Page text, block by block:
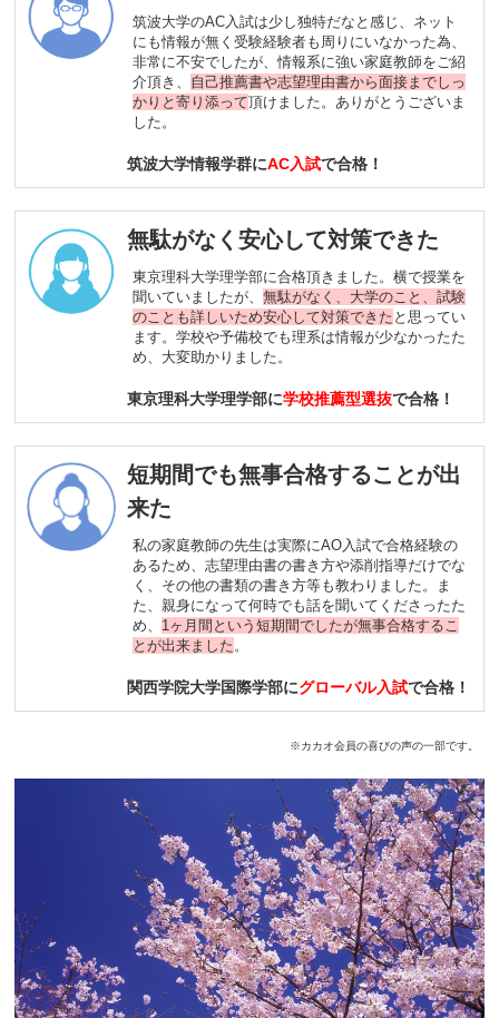
筑波大学のAC入試は少し独特だなと感じ、ネット
にも情報が無く受験経験者も周りにいなかった為、
非常に不安でしたが、情報系に強い家庭教師をご紹
介頂き、 自己推薦書や志望理由書から面接までしっ
かりと寄り添って頂けました。ありがとうございま
した。
筑波大学情報学群にAC入試で合格！
無駄がなく安心して対策できた
東京理科大学理学部に合格頂きました。横で授業を
聞いていましたが、無駄がなく、大学のこと、試験
のことも詳しいため安心して対策できた と思ってい
ます。学校や予備校でも理系は情報が少なかったた
め、大変助かりました。
東京理科大学理学部に学校推薦型選抜で合格！
短期間でも無事合格することが出
来た
私の家庭教師の先生は実際にAO入試で合格経験の
あるため、志望理由書の書き方や添削指導だけでな
く、その他の書類の書き方等も教わりました。ま
た、親身になって何時でも話を聞いてくださったた
め、 1ヶ月間という短期間でしたが無事合格するこ
とが出来ました 。
関西学院大学国際学部にグローバル入試で合格！
※カカオ会員の喜びの声の一部です。